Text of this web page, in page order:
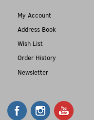
My Account
Address Book
Wish List
Order History
Newsletter